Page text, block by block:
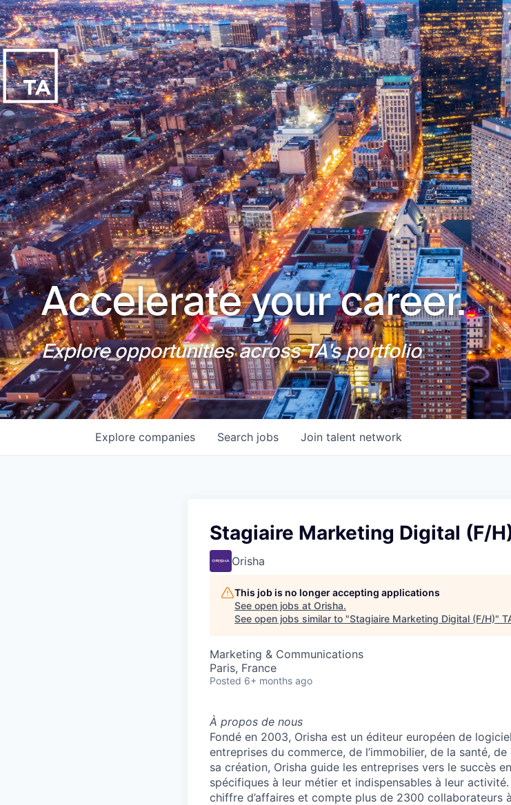
Accelerate your career.
Explore opportunities across TA's portfolio
Search jobs
Explore companies Join talent network
Stagiaire Marketing Digital (F/
Orisha
This job is no longer accepting applications
See open jobs at Orisha.
See open jobs similar to "Stagiaire Marketing Digital (F/H)"
Marketing & Communications
Paris, France
Posted 6+ months ago
À propos de nous
Fondé en 2003, Orisha est un éditeur européen de
entreprises du commerce, de l’immobilier, de la santé,
sa création, Orisha guide les entreprises vers le succès
spécifiques à leur métier et indispensables à leur
chiffre d’affaires et compte plus de 2300 collaborateurs